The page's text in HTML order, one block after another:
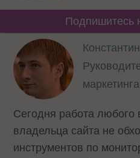
Подпишитесь
маркетинга
Сегодня работа любого
владельца сайта не
инструментов по